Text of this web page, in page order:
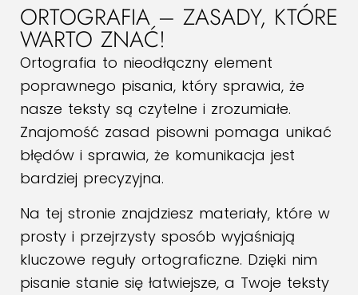
ORTOGRAFIA – ZASADY, KTÓRE
WARTO ZNAĆ!
Ortografia to nieodłączny element
poprawnego pisania, który sprawia, że
nasze teksty są czytelne i zrozumiałe.
Znajomość zasad pisowni pomaga unikać
błędów i sprawia, że komunikacja jest
bardziej precyzyjna.
Na tej stronie znajdziesz materiały, które w
prosty i przejrzysty sposób wyjaśniają
kluczowe reguły ortograficzne. Dzięki nim
pisanie stanie się łatwiejsze, a Twoje teksty